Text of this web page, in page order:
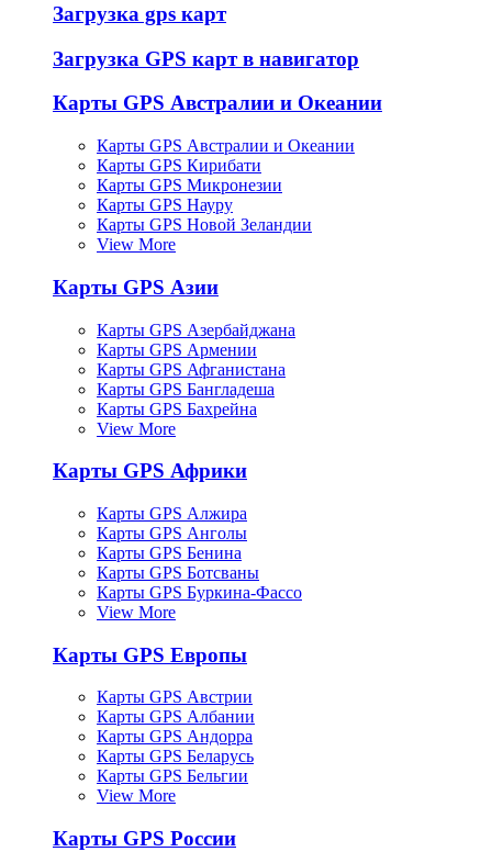
Загрузка gps карт
Загрузка GPS карт в навигатор
Карты GPS Австралии и Океании
Карты GPS Австралии и Океании
Карты GPS Кирибати
Карты GPS Микронезии
Карты GPS Науру
Карты GPS Новой Зеландии
View More
Карты GPS Азии
Карты GPS Азербайджана
Карты GPS Армении
Карты GPS Афганистана
Карты GPS Бангладеша
Карты GPS Бахрейна
View More
Карты GPS Африки
Карты GPS Алжира
Карты GPS Анголы
Карты GPS Бенина
Карты GPS Ботсваны
Карты GPS Буркина-Фассо
View More
Карты GPS Европы
Карты GPS Австрии
Карты GPS Албании
Карты GPS Андорра
Карты GPS Беларусь
Карты GPS Бельгии
View More
Карты GPS России